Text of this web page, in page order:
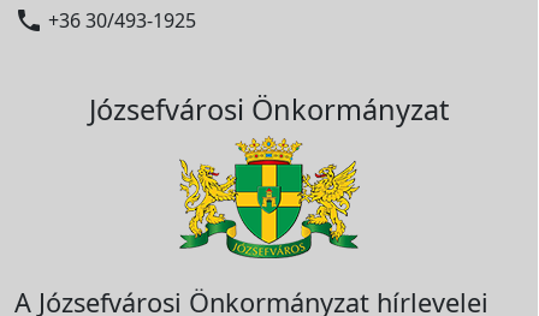
 +36 30/493-1925
Józsefvárosi Önkormányzat
A Józsefvárosi Önkormányzat hírlevelei